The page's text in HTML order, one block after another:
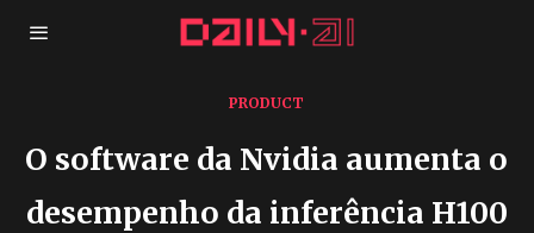
PRODUCT
O software da Nvidia aumenta o
desempenho da inferência H100